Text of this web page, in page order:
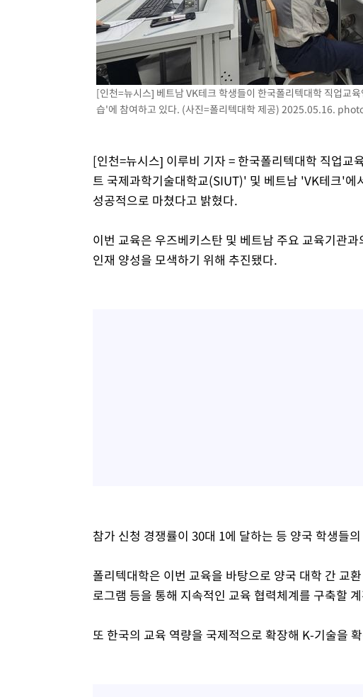
"미 전국적 살모네라 식중독 원인은 멕시코산 할라피뇨"-- CDC
[속보]경찰·노동부, HL만도 평택사업장 끼임 사망 관련 압수수색
[속보]합수본, '투표율 허위 입력' 중앙·서울·경기도 선관위 등 9곳
[속보]원·달러 환율, 오전 9시 1423.8원
[속보]삼성전자·SK하이닉스 동반 강보합…1%대 상승 출발
[속보]코스닥, 5.95포인트(0.74%) 상승한 807.62개장
입추에도 극한더위…서울 낮 39도 '폭염중대경보'
이란, 호르무즈서 "적국 목표물들"과 대치로 남부 케슘섬에서 두차
[속보]美, 폴리실리콘 수입 규제…파생제품 15% 관세, 120일 후 발
[속보] 뉴욕증시, 일제 하락 마감…나스닥 0.06%↓
[인천=뉴시스] 베트남 VK테크 학생들이 한국폴리텍대학 직업교
습'에 참여하고 있다. (사진=폴리텍대학 제공) 2025.05.16.
[인천=뉴시스] 이루비 기자 = 한국폴리텍대학 직업
트 국제과학기술대학교(SIUT)' 및 베트남 'VK테크'에
성공적으로 마쳤다고 밝혔다.
이번 교육은 우즈베키스탄 및 베트남 주요 교육기관
인재 양성을 모색하기 위해 추진됐다.
참가 신청 경쟁률이 30대 1에 달하는 등 양국 학생들
폴리텍대학은 이번 교육을 바탕으로 양국 대학 간 교
로그램 등을 통해 지속적인 교육 협력체계를 구축할
또 한국의 교육 역량을 국제적으로 확장해 K-기술을